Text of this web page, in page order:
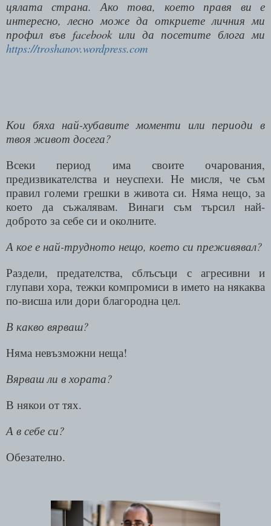
цялата страна. Ако това, което правя ви е
интересно, лесно може да откриете личния ми
профил във facebook или да посетите блога ми
https://troshanov.wordpress.com
Кои бяха най-хубавите моменти или периоди в
твоя живот досега?
Всеки период има своите очарования,
предизвикателства и неуспехи. Не мисля, че съм
правил големи грешки в живота си. Няма нещо, за
което да съжалявам. Винаги съм търсил най-
доброто за себе си и околните.
А кое е най-трудното нещо, което си преживявал?
Раздели, предателства, сблъсъци с агресивни и
глупави хора, тежки компромиси в името на някаква
по-висша или дори благородна цел.
В какво вярваш?
Няма невъзможни неща!
Вярваш ли в хората?
В някои от тях.
А в себе си?
Обезателно.